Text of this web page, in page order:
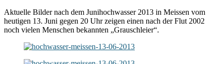
Aktuelle Bilder nach dem Junihochwasser 2013 in Meissen vom
heutigen 13. Juni gegen 20 Uhr zeigen einen nach der Flut 2002
noch vielen Menschen bekannten „Grauschleier“.